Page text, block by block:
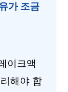
가 조금
이크액
해야 합